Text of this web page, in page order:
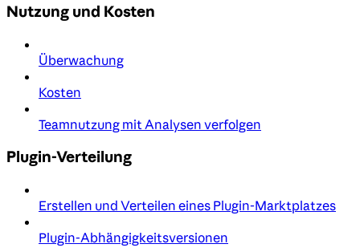
Nutzung und Kosten
Überwachung
Kosten
Teamnutzung mit Analysen verfolgen
Plugin-Verteilung
Erstellen und Verteilen eines Plugin-Marktplatzes
Plugin-Abhängigkeitsversionen